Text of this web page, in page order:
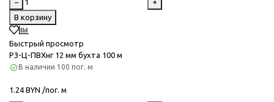
В корзину
Быстрый просмотр
РЗ-Ц-ПВХнг 12 мм бухта 100 м
В наличии 100 пог. м
1.24 BYN /пог. м